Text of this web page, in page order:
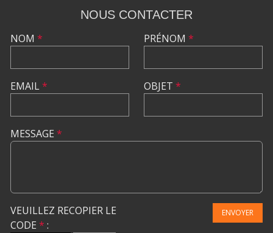
NOUS CONTACTER
NOM *
EMAIL*
PRÉNOM *
OBJET *
MESSAGE *
VEUILLEZ RECOPIER LE
CODE * :
ENVOYER